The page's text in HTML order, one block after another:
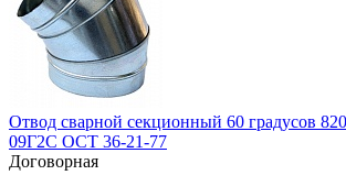
Отвод сварной секционный 60 градусов
09Г2С ОСТ 36-21-77
Договорная